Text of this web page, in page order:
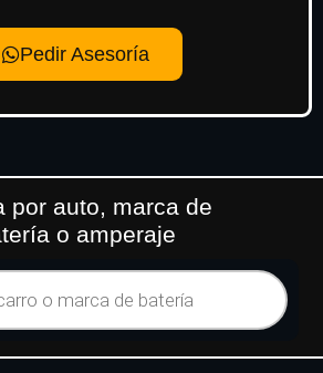
Pedir Asesoría
por auto, marca de
o amperaje